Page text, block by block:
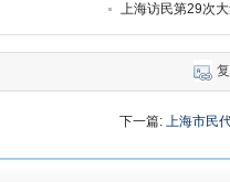
下一篇: 上海市民